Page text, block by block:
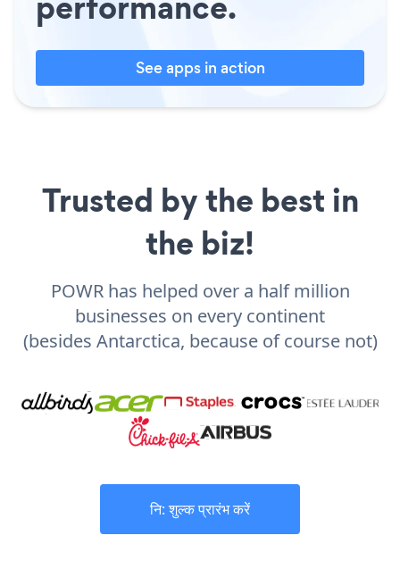
See apps in action
Trusted by the best in
the biz!
POWR has helped over a half million
businesses on every continent
(besides Antarctica, because of course not)
नि: शुल्क प्रारंभ करें